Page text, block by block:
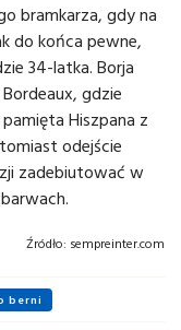
bramkarza, gdy na
do końca pewne,
34-latka. Borja
gdzie
Hiszpana z
odejście
zadebiutować w
Źródło: sempreinter.com
berni